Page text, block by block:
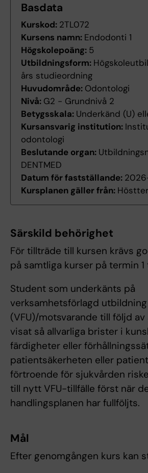
Basdata
Kurskod: 2TL072
Kursens namn: Endodonti 1
Högskolepoäng: 5
Utbildningsform:
års studieordning
Huvudområde: Odontologi
Nivå: G2 - Grundnivå 2
Betygsskala: Underkänd (U)
Kursansvarig institution:
odontologi
Beslutande organ:
DENTMED
Datum för fastställande:
Kursplanen gäller från:
Särskild behörighet
För tillträde till kursen krävs
på samtliga kurser på termin 1
Student som underkänts på
verksamhetsförlagd utbildning
(VFU)/motsvarande till följd
visat så allvarliga brister i
färdigheter eller
patientsäkerheten eller
förtroende för sjukvården
till nytt VFU-tillfälle först när
handlingsplanen har fullföljts.
Mål
Efter genomgången kurs kan